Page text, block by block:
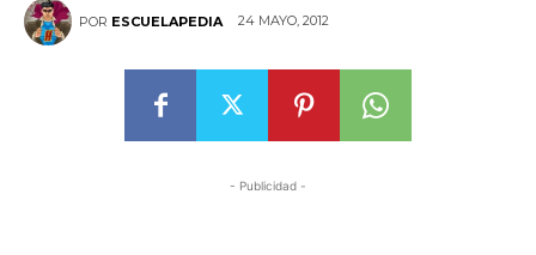
POR ESCUELAPEDIA 24 MAYO, 2012
- Publicidad -